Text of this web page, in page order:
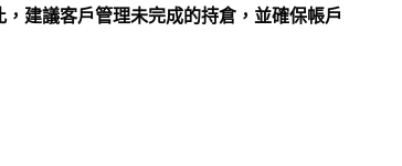
建議客戶管理未完成的持倉，並確保帳戶